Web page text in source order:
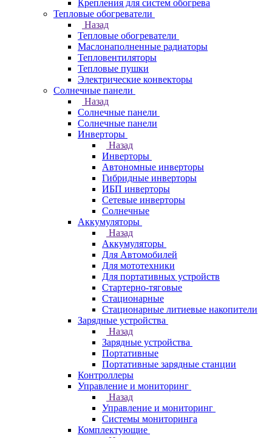
Крепления для систем обогрева
Тепловые обогреватели
Назад
Тепловые обогреватели
Маслонаполненные радиаторы
Тепловентиляторы
Тепловые пушки
Электрические конвекторы
Солнечные панели
Назад
Солнечные панели
Солнечные панели
Инверторы
Назад
Инверторы
Автономные инверторы
Гибридные инверторы
ИБП инверторы
Сетевые инверторы
Солнечные
Аккумуляторы
Назад
Аккумуляторы
Для Автомобилей
Для мототехники
Для портативных устройств
Стартерно-тяговые
Стационарные
Стационарные литиевые накопители
Зарядные устройства
Назад
Зарядные устройства
Портативные
Портативные зарядные станции
Контроллеры
Управление и мониторинг
Назад
Управление и мониторинг
Системы мониторинга
Комплектующие